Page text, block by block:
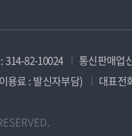
314-82-10024
통신판매업
용료 : 발신자부담)
대표전